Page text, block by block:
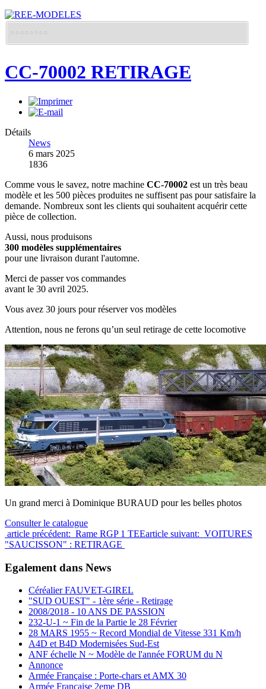
CC-70002 RETIRAGE
Détails
News
6 mars 2025
1836
Comme vous le savez, notre machine CC-70002 est un très beau
modèle et les 500 pièces produites ne suffisent pas pour satisfaire la
demande. Nombreux sont les clients qui souhaitent acquérir cette
pièce de collection.
Aussi, nous produisons
300 modèles supplémentaires
pour une livraison durant l'automne.
Merci de passer vos commandes
avant le 30 avril 2025.
Vous avez 30 jours pour réserver vos modèles
Attention, nous ne ferons qu’un seul retirage de cette locomotive
Un grand merci à Dominique BURAUD pour les belles photos
Consulter le catalogue
article précédent: Rame RGP 1 TEEarticle suivant: VOITURES
"SAUCISSON" : RETIRAGE
Egalement dans News
Céréalier FAUVET-GIREL
"SUD OUEST" - 1ère série - Retirage
2008/2018 - 10 ANS DE PASSION
232-U-1 ~ Fin de la Partie le 28 Février
28 MARS 1955 ~ Record Mondial de Vitesse 331 Km/h
A4D et B4D Modernisées Sud-Est
ANF échelle N ~ Modèle de l'année FORUM du N
Annonce
Armée Française : Porte-chars et AMX 30
Armée Française 2eme DB